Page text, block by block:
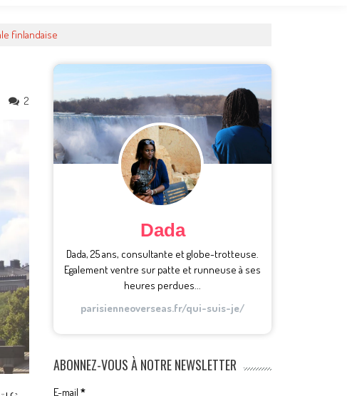
finlandaise
2
Dada
Dada, 25 ans, consultante et globe-trotteuse.
Egalement ventre sur patte et runneuse à ses
heures perdues...
parisienneoverseas.fr/qui-suis-je/
ABONNEZ-VOUS À NOTRE NEWSLETTER
E-mail*